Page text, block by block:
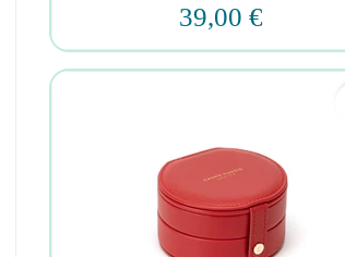
39,00 €